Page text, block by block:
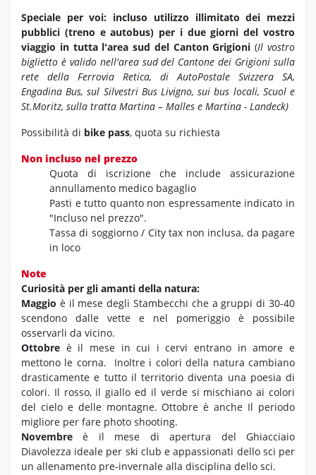
Speciale per voi: incluso utilizzo illimitato dei mezzi
pubblici (treno e autobus) per i due giorni del vostro
viaggio in tutta l'area sud del Canton Grigioni(Il vostro
biglietto è valido nell'area sud del Cantone dei Grigioni sulla
rete della Ferrovia Retica, di AutoPostale Svizzera SA,
Engadina Bus, sul Silvestri Bus Livigno, sui bus locali, Scuol e
St.Moritz, sulla tratta Martina – Malles e Martina - Landeck)
Possibilità di bike pass, quota su richiesta
Non incluso nel prezzo
Quota di iscrizione che include assicurazione
annullamento medico bagaglio
Pasti e tutto quanto non espressamente indicato in
"Incluso nel prezzo".
Tassa di soggiorno / City tax non inclusa, da pagare
in loco
Note
Curiosità per gli amanti della natura:
Maggio è il mese degli Stambecchi che a gruppi di 30-40
scendono dalle vette e nel pomeriggio è possibile
osservarli da vicino.
Ottobre è il mese in cui i cervi entrano in amore e
mettono le corna. Inoltre i colori della natura cambiano
drasticamente e tutto il territorio diventa una poesia di
colori. Il rosso, il giallo ed il verde si mischiano ai colori
del cielo e delle montagne. Ottobre è anche Il periodo
migliore per fare photo shooting.
Novembre è il mese di apertura del Ghiacciaio
Diavolezza ideale per ski club e appassionati dello sci per
un allenamento pre-invernale alla disciplina dello sci.